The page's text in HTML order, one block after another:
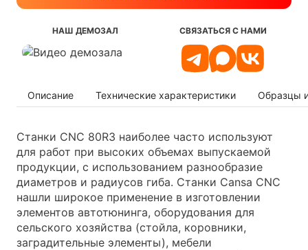
НАШ ДЕМОЗАЛ СВЯЗАТЬСЯ С НАМИ
Описание Технические характеристики Образцы
Станки CNC 80R3 наиболее часто используют
для работ при высоких объемах выпускаемой
продукции, с использованием разнообразие
диаметров и радиусов гиба. Станки Cansa CNC
нашли широкое применение в изготовлении
элементов автотюнинга, оборудования для
сельского хозяйства (стойла, коровники,
заградительные элементы), мебели